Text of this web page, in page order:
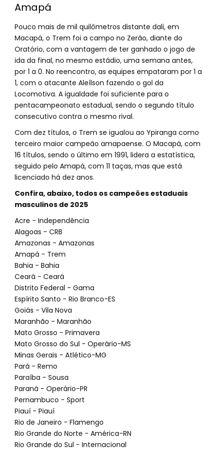
Amapá
Pouco mais de mil quilômetros distante dali, em
Macapá, o Trem foi a campo no Zerão, diante do
Oratório, com a vantagem de ter ganhado o jogo de
ida da final, no mesmo estádio, uma semana antes,
por 1 a 0. No reencontro, as equipes empataram por 1 a
1, com o atacante Aleílson fazendo o gol da
Locomotiva. A igualdade foi suficiente para o
pentacampeonato estadual, sendo o segundo título
consecutivo contra o mesmo rival.
Com dez títulos, o Trem se igualou ao Ypiranga como
terceiro maior campeão amapaense. O Macapá, com
16 títulos, sendo o último em 1991, lidera a estatística,
seguido pelo Amapá, com 11 taças, mas que está
licenciado há dez anos.
Confira, abaixo, todos os campeões estaduais
masculinos de 2025
Acre - Independência
Alagoas - CRB
Amazonas - Amazonas
Amapá - Trem
Bahia - Bahia
Ceará - Ceará
Distrito Federal - Gama
Espírito Santo - Rio Branco-ES
Goiás - Vila Nova
Maranhão - Maranhão
Mato Grosso - Primavera
Mato Grosso do Sul - Operário-MS
Minas Gerais - Atlético-MG
Pará - Remo
Paraíba - Sousa
Paraná - Operário-PR
Pernambuco - Sport
Piauí - Piauí
Rio de Janeiro - Flamengo
Rio Grande do Norte - América-RN
Rio Grande do Sul - Internacional